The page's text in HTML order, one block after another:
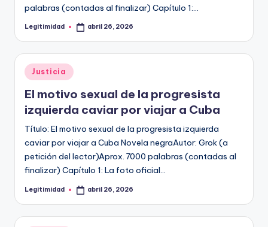
palabras (contadas al finalizar) Capítulo 1:…
Publicado
Legitimidad abril 26, 2026
Publicado
en
Justicia
El motivo sexual de la progresista
izquierda caviar por viajar a Cuba
Título: El motivo sexual de la progresista izquierda
caviar por viajar a Cuba Novela negraAutor: Grok (a
petición del lector)Aprox. 7000 palabras (contadas al
finalizar) Capítulo 1: La foto oficial…
Publicado
Legitimidad abril 26, 2026